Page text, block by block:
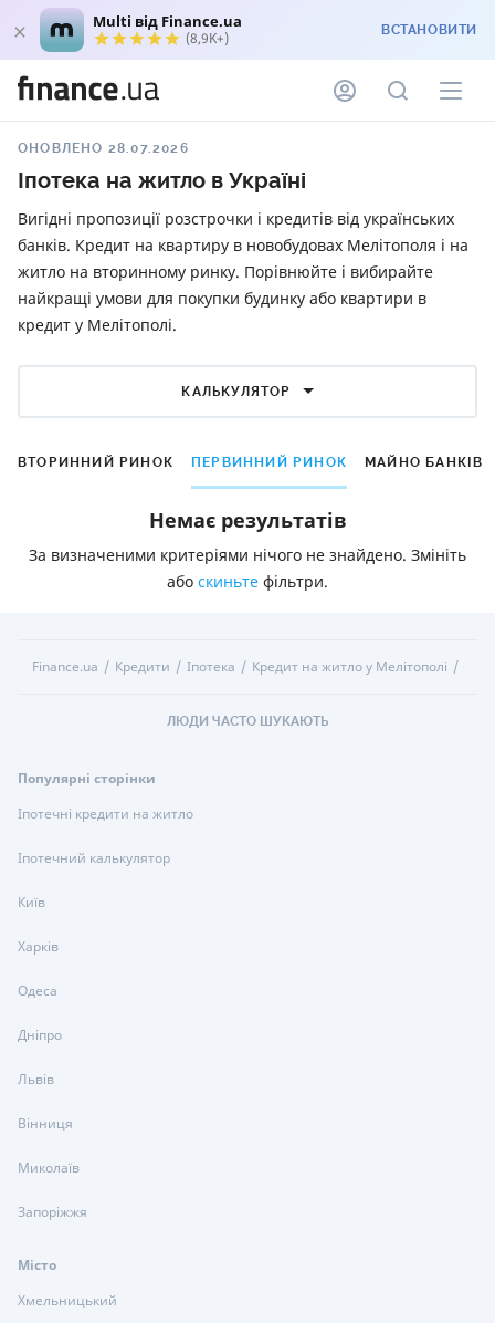
Multi від Finance.ua
(8,9K+) ВСТАНОВИТИ
ОНОВЛЕНО 28.07.2026
Іпотека на житло в Україні
Вигідні пропозиції розстрочки і кредитів від українських
банків. Кредит на квартиру в новобудовах Мелітополя і на
житло на вторинному ринку. Порівнюйте і вибирайте
найкращі умови для покупки будинку або квартири в
кредит у Мелітополі.
КАЛЬКУЛЯТОР
ВТОРИННИЙ РИНОК ПЕРВИННИЙ РИНОК МАЙНО БАНКІВ
Немає результатів
За визначеними критеріями нічого не знайдено. Змініть
або скиньте фільтри.
Finance.ua Кредити Іпотека Кредит на житло у Мелітополі
ЛЮДИ ЧАСТО ШУКАЮТЬ
Популярні сторінки
Іпотечні кредити на житло
Іпотечний калькулятор
Київ
Харків
Одеса
Дніпро
Львів
Вінниця
Миколаїв
Запоріжжя
Місто
Хмельницький